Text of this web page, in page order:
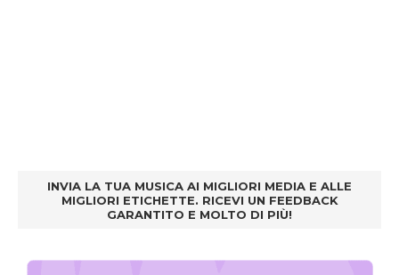
INVIA LA TUA MUSICA AI MIGLIORI MEDIA E ALLE
MIGLIORI ETICHETTE. RICEVI UN FEEDBACK
GARANTITO E MOLTO DI PIÙ!